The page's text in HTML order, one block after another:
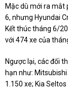
Mặc dù mới ra mắt
6, nhưng Hyundai
Kết thúc tháng 6/
với 474 xe của
Ngược lại, các đối
hạn như:
1.150 xe; Kia